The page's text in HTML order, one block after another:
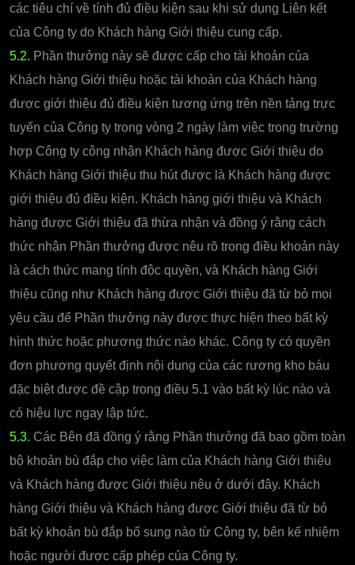
các tiêu chí về tính đủ điều kiện sau khi sử dụng Liên kết
của Công ty do Khách hàng Giới thiệu cung cấp.
5.2. Phần thưởng này sẽ được cấp cho tài khoản của
Khách hàng Giới thiệu hoặc tài khoản của Khách hàng
được giới thiệu đủ điều kiện tương ứng trên nền tảng trực
tuyến của Công ty trong vòng 2 ngày làm việc trong trường
hợp Công ty công nhận Khách hàng được Giới thiệu do
Khách hàng Giới thiệu thu hút được là Khách hàng được
giới thiệu đủ điều kiện. Khách hàng giới thiệu và Khách
hàng được Giới thiệu đã thừa nhận và đồng ý rằng cách
thức nhận Phần thưởng được nêu rõ trong điều khoản này
là cách thức mang tính độc quyền, và Khách hàng Giới
thiệu cũng như Khách hàng được Giới thiệu đã từ bỏ mọi
yêu cầu để Phần thưởng này được thực hiện theo bất kỳ
hình thức hoặc phương thức nào khác. Công ty có quyền
đơn phương quyết định nội dung của các rương kho báu
đặc biệt được đề cập trong điều 5.1 vào bất kỳ lúc nào và
có hiệu lực ngay lập tức.
5.3. Các Bên đã đồng ý rằng Phần thưởng đã bao gồm toàn
bộ khoản bù đắp cho việc làm của Khách hàng Giới thiệu
và Khách hàng được Giới thiệu nêu ở dưới đây. Khách
hàng Giới thiệu và Khách hàng được Giới thiệu đã từ bỏ
bất kỳ khoản bù đắp bổ sung nào từ Công ty, bên kế nhiệm
hoặc người được cấp phép của Công ty.